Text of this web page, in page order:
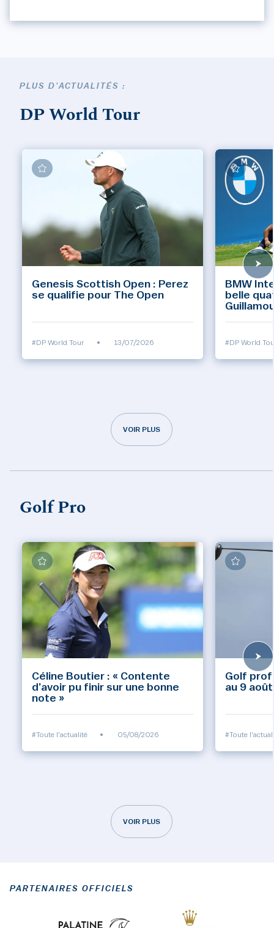
PLUS D'ACTUALITÉS :
DP World Tour
Genesis Scottish Open : Perez
se qualifie pour The Open
#DP World Tour • 13/07/2026
BMW
belle
#DP World
VOIR PLUS
Golf Pro
Céline Boutier : « Contente
d’avoir pu finir sur une bonne
note »
#Toute l'actualité • 05/08/2026
Golf
au 9 août
#Toute
VOIR PLUS
PARTENAIRES OFFICIELS